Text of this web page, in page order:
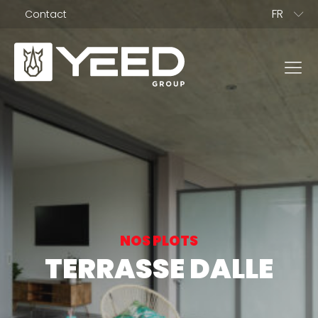
Contact
FR
BG
NOS GAMMES
Gamme Unika
NOS PLOTS
Plots terrasse dalle
NOS PLOTS
TERRASSE DALLE